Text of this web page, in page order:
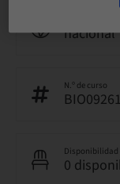
nacional
N.º de curso
BIO09261
Disponibilidad
0